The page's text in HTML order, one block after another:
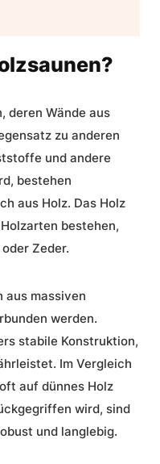
deren Wände aus
zu anderen
und andere
bestehen
aus Holz. Das Holz
bestehen,
Zeder.
aus massiven
werden.
stabile Konstruktion,
Im Vergleich
auf dünnes Holz
wird, sind
und langlebig.